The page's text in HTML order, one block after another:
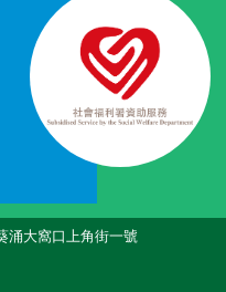
涌大窩口上角街一號